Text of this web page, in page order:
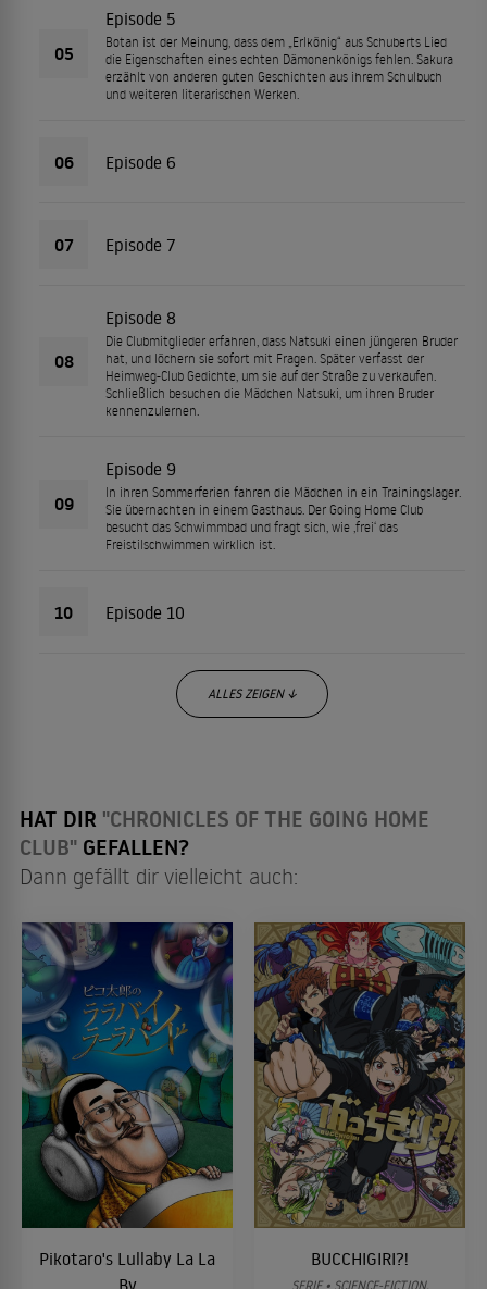
05
Episode 5
Botan ist der Meinung, dass dem „Erlkönig“ aus Schuberts Lied
die Eigenschaften eines echten Dämonenkönigs fehlen. Sakura
erzählt von anderen guten Geschichten aus ihrem Schulbuch
und weiteren literarischen Werken.
06 Episode 6
07 Episode 7
08
Episode 8
Die Clubmitglieder erfahren, dass Natsuki einen jüngeren Bruder
hat, und löchern sie sofort mit Fragen. Später verfasst der
Heimweg-Club Gedichte, um sie auf der Straße zu verkaufen.
Schließlich besuchen die Mädchen Natsuki, um ihren Bruder
kennenzulernen.
09
Episode 9
In ihren Sommerferien fahren die Mädchen in ein Trainingslager.
Sie übernachten in einem Gasthaus. Der Going Home Club
besucht das Schwimmbad und fragt sich, wie ‚frei‘ das
Freistilschwimmen wirklich ist.
10 Episode 10
ALLES ZEIGEN ↓
HAT DIR "CHRONICLES OF THE GOING HOME
CLUB" GEFALLEN?
Dann gefällt dir vielleicht auch:
Pikotaro's Lullaby La La
BUCCHIGIRI?!
SERIE • SCIENCE-FICTION,